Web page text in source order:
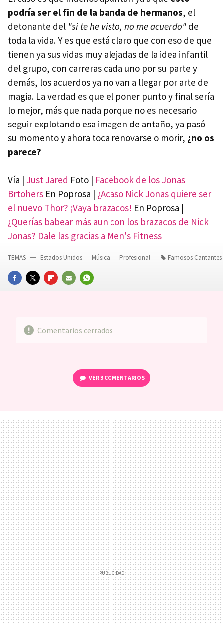
podría ser el fin de la banda de hermanos, el
detonante del "si te he visto, no me acuerdo" de
toda la vida. Y es que está claro que con eso de que
tienen ya sus vidas muy alejadas de la idea infantil
del grupo, con carreras cada uno por su parte y
demás, los acuerdos ya no van a llegar por arte de
magia. La verdad es que el poner punto y final sería
lo mejor, más que nada porque no es necesario
seguir explotando esa imagen de antaño, ya pasó
su momento y ahora toca renovarse o morir, ¿no os
parece?
Vía | Just Jared Foto | Facebook de los Jonas
Brtohers En Poprosa | ¿Acaso Nick Jonas quiere ser
el nuevo Thor? ¡Vaya brazacos! En Poprosa |
¿Querías babear más aun con los brazacos de Nick
Jonas? Dale las gracias a Men's Fitness
FACEBOOKTWITTERFLIPBOARD
E-
WHATSAPP
TEMAS Estados Unidos Música Profesional Famosos Cantantes
Comentarios cerrados
VER3 COMENTARIOS